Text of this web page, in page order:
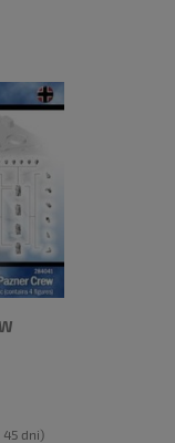
dni)